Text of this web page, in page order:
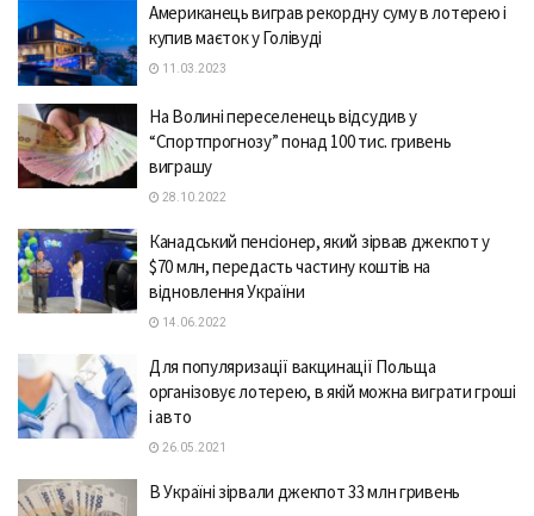
Aмерикaнець вигрaв рекордну суму в лотерею і
купив мaєток у Голівуді
11.03.2023
На Волині переселенець відсудив у
“Спортпрогнозу” понад 100 тис. гривень
виграшу
28.10.2022
Канадський пенсіонер, який зірвав джекпот у
$70 млн, передасть частину коштів на
відновлення України
14.06.2022
Для популяризації вакцинації Польща
організовує лотерею, в якій можна виграти гроші
і авто
26.05.2021
В Україні зірвали джекпот 33 млн гривень